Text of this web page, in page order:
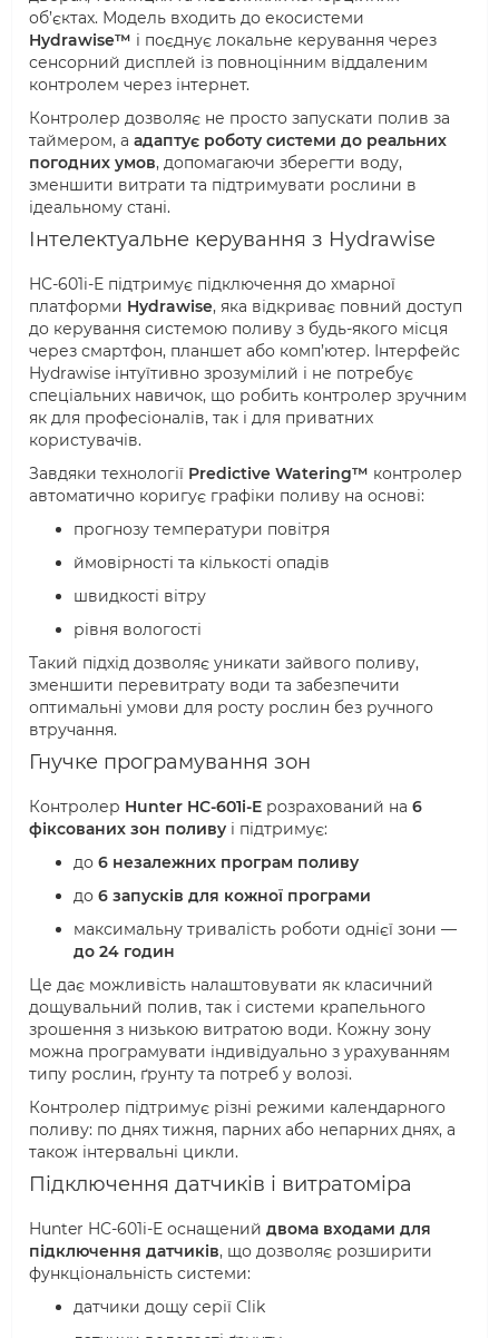
об’єктах. Модель входить до екосистеми
Hydrawise™ і поєднує локальне керування через
сенсорний дисплей із повноцінним віддаленим
контролем через інтернет.
Контролер дозволяє не просто запускати полив за
таймером, а адаптує роботу системи до реальних
погодних умов, допомагаючи зберегти воду,
зменшити витрати та підтримувати рослини в
ідеальному стані.
Інтелектуальне керування з Hydrawise
HC-601i-E підтримує підключення до хмарної
платформи Hydrawise, яка відкриває повний доступ
до керування системою поливу з будь-якого місця
через смартфон, планшет або комп’ютер. Інтерфейс
Hydrawise інтуїтивно зрозумілий і не потребує
спеціальних навичок, що робить контролер зручним
як для професіоналів, так і для приватних
користувачів.
Завдяки технології Predictive Watering™ контролер
автоматично коригує графіки поливу на основі:
прогнозу температури повітря
ймовірності та кількості опадів
швидкості вітру
рівня вологості
Такий підхід дозволяє уникати зайвого поливу,
зменшити перевитрату води та забезпечити
оптимальні умови для росту рослин без ручного
втручання.
Гнучке програмування зон
Контролер Hunter HC-601i-E розрахований на 6
фіксованих зон поливу і підтримує:
до 6 незалежних програм поливу
до 6 запусків для кожної програми
максимальну тривалість роботи однієї зони —
до 24 годин
Це дає можливість налаштовувати як класичний
дощувальний полив, так і системи крапельного
зрошення з низькою витратою води. Кожну зону
можна програмувати індивідуально з урахуванням
типу рослин, ґрунту та потреб у волозі.
Контролер підтримує різні режими календарного
поливу: по днях тижня, парних або непарних днях, а
також інтервальні цикли.
Підключення датчиків і витратоміра
Hunter HC-601i-E оснащений двома входами для
підключення датчиків, що дозволяє розширити
функціональність системи:
датчики дощу серії Clik